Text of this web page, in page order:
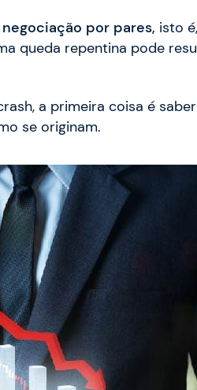
negociação por pares, isto
queda repentina pode
a primeira coisa é
se originam.